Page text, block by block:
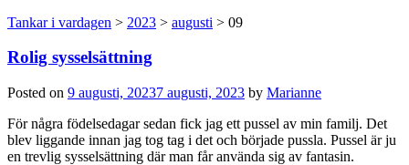
Tankar i vardagen > 2023 > augusti > 09
Rolig sysselsättning
Posted on 9 augusti, 20237 augusti, 2023 by Marianne
För några födelsedagar sedan fick jag ett pussel av min familj. Det
blev liggande innan jag tog tag i det och började pussla. Pussel är ju
en trevlig sysselsättning där man får använda sig av fantasin.